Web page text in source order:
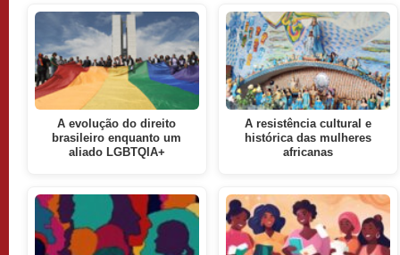
A evolução do direito
brasileiro enquanto um
aliado LGBTQIA+
A resistência cultural e
histórica das mulheres
africanas